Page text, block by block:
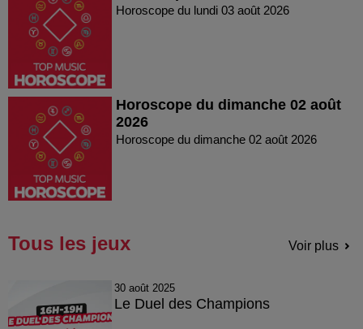
Horoscope du lundi 03 août 2026
Horoscope du dimanche 02 août
2026
Horoscope du dimanche 02 août 2026
Tous les jeux Voir plus
30 août 2025
Le Duel des Champions